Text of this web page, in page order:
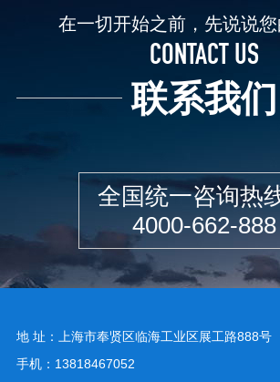
在一切开始之前，先说说
CONTACT US
联系我们
全国统一咨询热
4000-662-888
地 址：上海市奉贤区临海工业区展工路888号
手机：13818467052